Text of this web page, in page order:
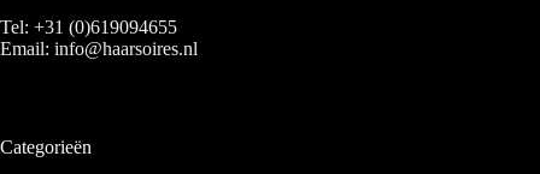
Tel: +31 (0)619094655
Email: info@haarsoires.nl
Categorieën